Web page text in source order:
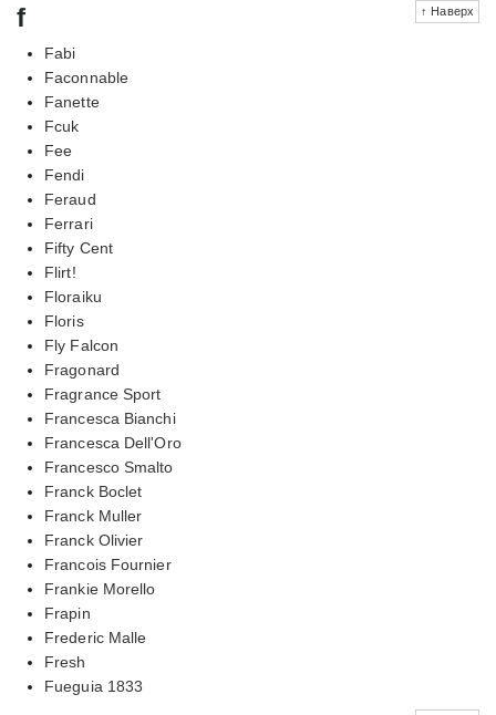
↑ Наверх
f
Fabi
Faconnable
Fanette
Fcuk
Fee
Fendi
Feraud
Ferrari
Fifty Cent
Flirt!
Floraiku
Floris
Fly Falcon
Fragonard
Fragrance Sport
Francesca Bianchi
Francesca Dell'Oro
Francesco Smalto
Franck Boclet
Franck Muller
Franck Olivier
Francois Fournier
Frankie Morello
Frapin
Frederic Malle
Fresh
Fueguia 1833